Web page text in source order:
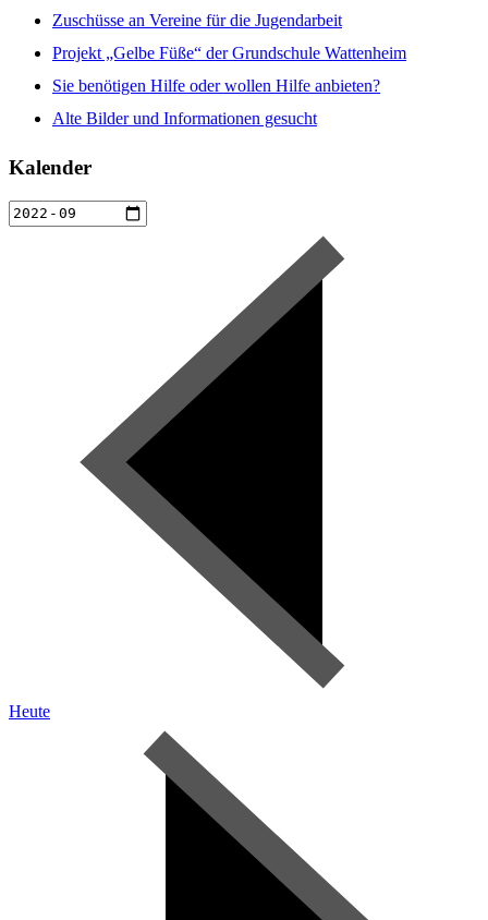
Zuschüsse an Vereine für die Jugendarbeit
Projekt „Gelbe Füße“ der Grundschule Wattenheim
Sie benötigen Hilfe oder wollen Hilfe anbieten?
Alte Bilder und Informationen gesucht
Kalender
Heute